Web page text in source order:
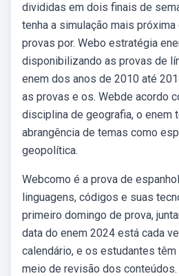
divididas em dois finais de
tenha a simulação mais próxima
provas por. Webo estratégia
disponibilizando as provas de
enem dos anos de 2010 até
as provas e os. Webde acordo
disciplina de geografia, o enem
abrangência de temas como
geopolítica.
Webcomo é a prova de
linguagens, códigos e suas
primeiro domingo de prova,
data do enem 2024 está cada
calendário, e os estudantes
meio de revisão dos conteúdos.